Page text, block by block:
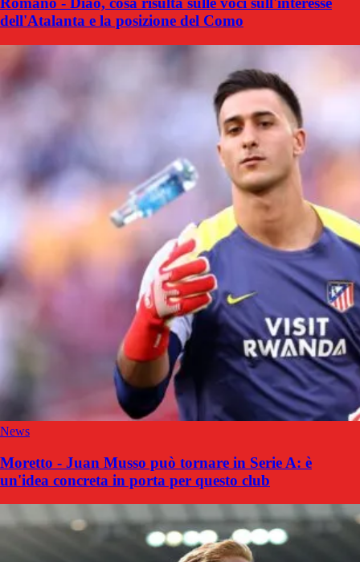
dell'Atalanta e la posizione del Como
News
Moretto - Juan Musso può tornare in Serie A: è
un'idea concreta in porta per questo club